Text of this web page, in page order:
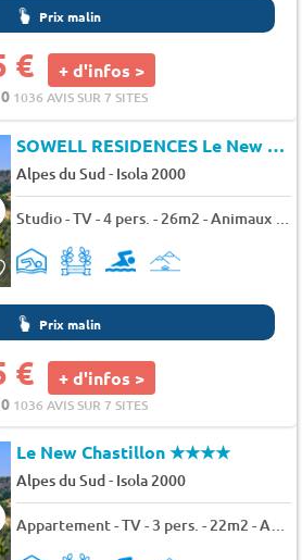
Prix malin
€ + d'infos >
1036 AVIS SUR 7 SITES
SOWELL RESIDENCES Le New Chastillon
Alpes du Sud- Isola 2000
Prix malin
€ + d'infos >
1036 AVIS SUR 7 SITES
Le New Chastillon★★★★
Alpes du Sud- Isola 2000
Appartement - TV - 3 pers. - 22m2 - Animaux admis